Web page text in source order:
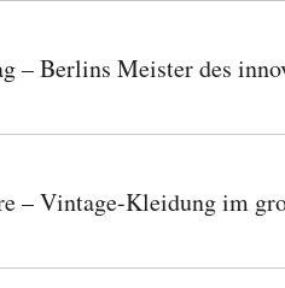
– Berlins Meister des
– Vintage-Kleidung im